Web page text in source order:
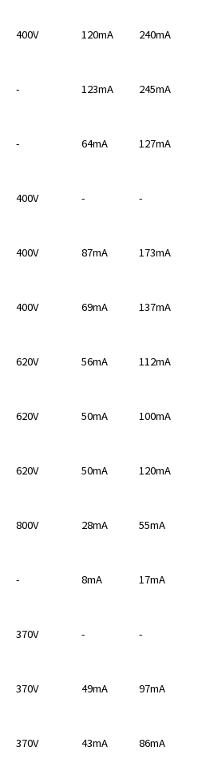
400V 120mA 240mA
- 123mA 245mA
- 64mA 127mA
400V - -
400V 87mA 173mA
400V 69mA 137mA
620V 56mA 112mA
620V 50mA 100mA
620V 50mA 120mA
800V 28mA 55mA
- 8mA 17mA
370V - -
370V 49mA 97mA
370V 43mA 86mA